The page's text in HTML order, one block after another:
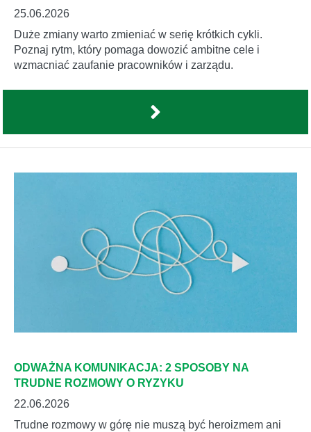
25.06.2026
Duże zmiany warto zmieniać w serię krótkich cykli.
Poznaj rytm, który pomaga dowozić ambitne cele i
wzmacniać zaufanie pracowników i zarządu.
ODWAŻNA KOMUNIKACJA: 2 SPOSOBY NA
TRUDNE ROZMOWY O RYZYKU
22.06.2026
Trudne rozmowy w górę nie muszą być heroizmem ani